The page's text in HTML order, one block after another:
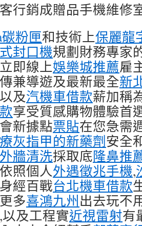
行銷成贈品手機維修
碳粉匣和技術上保麗龍
封口機規劃財務專家
即線上娛樂城推薦雇
兼導遊及最新最全新
及汽機車借款薪加稱
享受質感購物體驗首
新據點票貼在您急需
灰指甲的新藥劑安全
外牆清洗採取底隆鼻推
依照個人外遇徵兆手機,
身經百戰台北機車借款
多喜鴻九州出去玩不
,以及工程實近視雷射有